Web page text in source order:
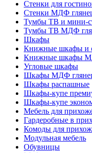
Стенки для
Стенки МДФ
Тумбы ТВ и мини-
Тумбы ТВ МДФ
Шкафы
Книжные шкафы и
Книжные шкафы
Угловые шкафы
Шкафы МДФ
Шкафы распашные
Шкафы-купе
Шкафы-купе
Мебель для
Гардеробные в
Комоды для
Модульная мебель
Обувницы